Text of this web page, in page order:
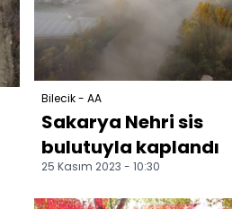
Bilecik - AA
Sakarya Nehri sis
bulutuyla kaplandı
25 Kasım 2023 - 10:30